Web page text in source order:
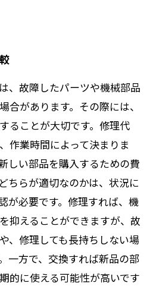
、故障したパーツや機械部品
合があります。その際には、
ることが大切です。修理代
作業時間によって決まりま
しい部品を購入するための費
ちらが適切なのかは、状況に
が必要です。修理すれば、機
抑えることができますが、故
、修理しても長持ちしない場
一方で、交換すれば新品の部
的に使える可能性が高いです